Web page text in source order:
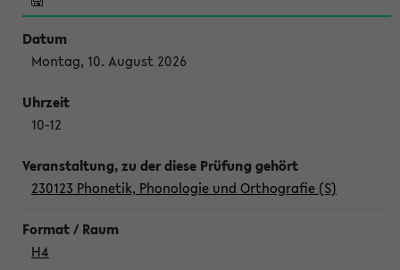
Montag, 10. August 2026
10-12
230123 Phonetik, Phonologie und Orthografie (S)
H4